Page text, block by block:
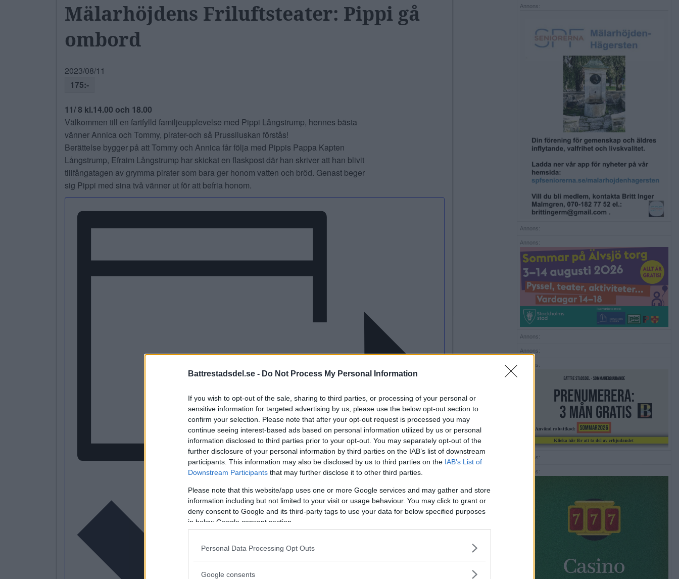
Battrestadsdel.se - Do Not Process My Personal Information
If you wish to opt-out of the sale, sharing to third parties, or processing of your personal or
sensitive information for targeted advertising by us, please use the below opt-out section to
confirm your selection. Please note that after your opt-out request is processed you may
continue seeing interest-based ads based on personal information utilized by us or personal
information disclosed to third parties prior to your opt-out. You may separately opt-out of the
further disclosure of your personal information by third parties on the IAB’s list of downstream
participants. This information may also be disclosed by us to third parties on the IAB’s List of
Downstream Participants that may further disclose it to other third parties.
Please note that this website/app uses one or more Google services and may gather and store
information including but not limited to your visit or usage behaviour. You may click to grant or
deny consent to Google and its third-party tags to use your data for below specified purposes
in below Google consent section.
Personal Data Processing Opt Outs
Google consents
Mälarhöjdens Friluftsteater: Pippi gå
ombord
2023/08/11
175:-
11/ 8 kl.14.00 och 18.00
Välkommen till en fartfylld familjeupplevelse med Pippi Långstrump, hennes bästa
vänner Annica och Tommy, pirater-och så Prussiluskan förstås!
Berättelse bygger på att Tommy och Annica får följa med Pippis Pappa Kapten
Långstrump, Efraim Långstrump har skickat en flaskpost där han skriver att han blivit
tillfångatagen av grymma pirater som bara ger honom vatten och bröd. Genast beger
sig Pippi med sina två vänner ut för att befria honom.
Lägg till i kalender
Annons:
Annons:
Annons:
Annons:
Annons:
Annons:
Annons:
Annons: